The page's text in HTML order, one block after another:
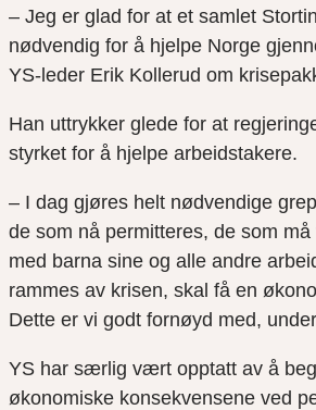
– Jeg er glad for at et samlet
nødvendig for å hjelpe Norge
YS-leder Erik Kollerud om
Han uttrykker glede for at
styrket for å hjelpe arbeidstakere.
– I dag gjøres helt nødvendige
de som nå permitteres, de som
med barna sine og alle andre
rammes av krisen, skal få en
Dette er vi godt fornøyd med,
YS har særlig vært opptatt av å
økonomiske konsekvensene ved